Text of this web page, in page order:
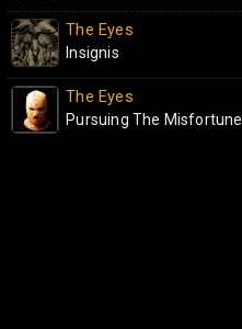
The Eyes
Insignis
The Eyes
Pursuing The Misfortune